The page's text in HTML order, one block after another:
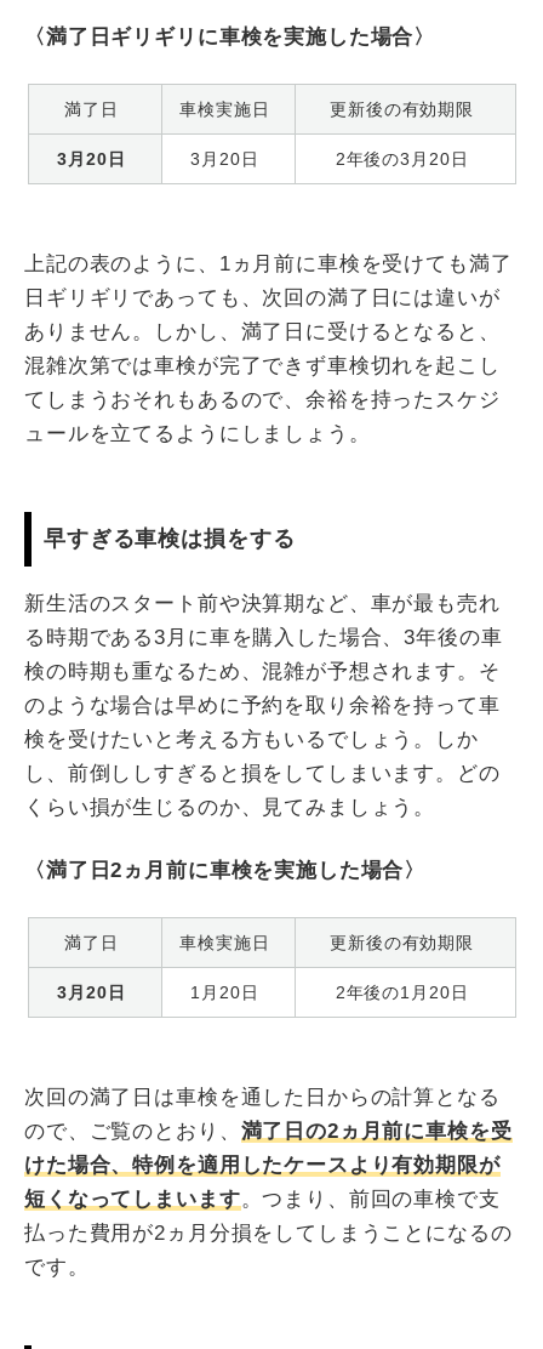
〈満了日ギリギリに車検を実施した場合〉
満了日 車検実施日 更新後の有効期限
3月20日 3月20日 2年後の3月20日
上記の表のように、1ヵ月前に車検を受けても満了
日ギリギリであっても、次回の満了日には違いが
ありません。しかし、満了日に受けるとなると、
混雑次第では車検が完了できず車検切れを起こし
てしまうおそれもあるので、余裕を持ったスケジ
ュールを立てるようにしましょう。
早すぎる車検は損をする
新生活のスタート前や決算期など、車が最も売れ
る時期である3月に車を購入した場合、3年後の車
検の時期も重なるため、混雑が予想されます。そ
のような場合は早めに予約を取り余裕を持って車
検を受けたいと考える方もいるでしょう。しか
し、前倒ししすぎると損をしてしまいます。どの
くらい損が生じるのか、見てみましょう。
〈満了日2ヵ月前に車検を実施した場合〉
満了日 車検実施日 更新後の有効期限
3月20日 1月20日 2年後の1月20日
次回の満了日は車検を通した日からの計算となる
ので、ご覧のとおり、 満了日の2ヵ月前に車検を受
けた場合、特例を適用したケースより有効期限が
短くなってしまいます。つまり、前回の車検で支
払った費用が2ヵ月分損をしてしまうことになるの
です。